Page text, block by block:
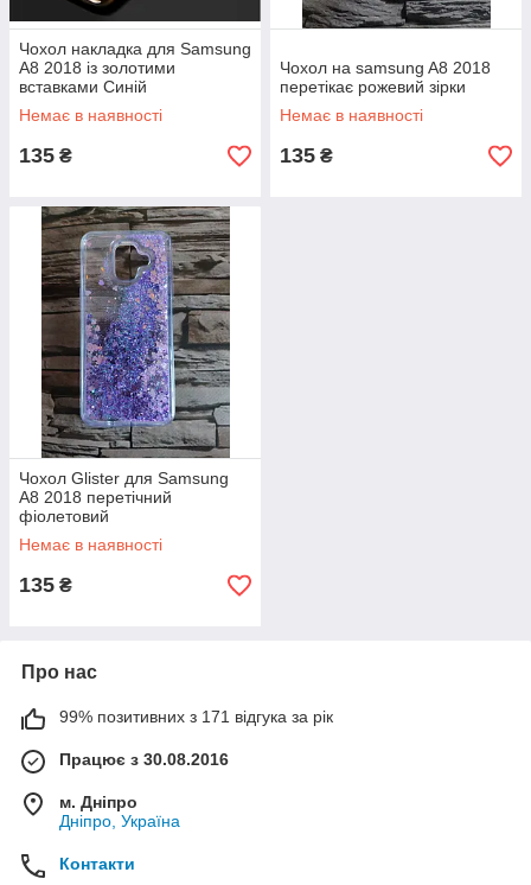
Чохол накладка для Samsung
A8 2018 із золотими
вставками Синій
Немає в наявності
135 ₴
Чохол на samsung A8 2018
перетікає рожевий зірки
Немає в наявності
135 ₴
Чохол Glister для Samsung
A8 2018 перетічний
фіолетовий
Немає в наявності
135 ₴
Про нас
99% позитивних з 171 відгука за рік
Працює з 30.08.2016
м. Дніпро
Дніпро, Україна
Контакти